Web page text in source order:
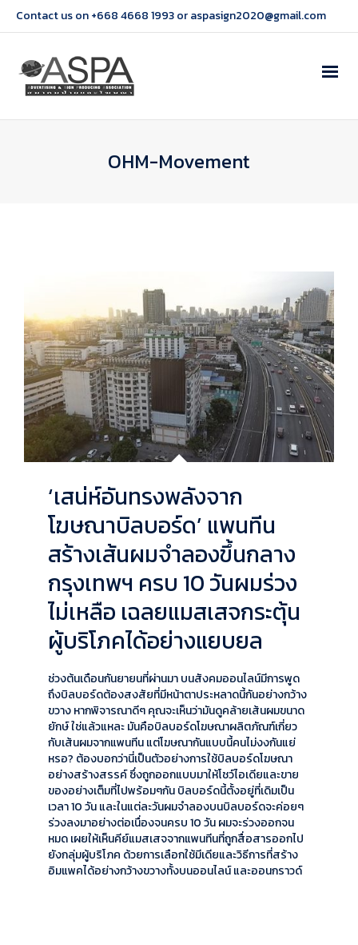
Contact us on +668 4668 1993 or aspasign2020@gmail.com
OHM-Movement
‘เสน่ห์อันทรงพลังจาก
โฆษณาบิลบอร์ด’ แพนทีน
สร้างเส้นผมจำลองขึ้นกลาง
กรุงเทพฯ ครบ 10 วันผมร่วง
ไม่เหลือ เฉลยแมสเสจกระตุ้น
ผู้บริโภคได้อย่างแยบยล
ช่วงต้นเดือนกันยายนที่ผ่านมา บนสังคมออนไลน์มีการพูด
ถึงบิลบอร์ดต้องสงสัยที่มีหน้าตาประหลาดนี้กันอย่างกว้าง
ขวาง หากพิจารณาดีๆ คุณจะเห็นว่ามันดูคล้ายเส้นผมขนาด
ยักษ์ ใช่แล้วแหละ มันคือบิลบอร์ดโฆษณาผลิตภัณฑ์เกี่ยว
กับเส้นผมจากแพนทีน แต่โฆษณากันแบบนี้คนไม่งงกันแย่
หรอ? ต้องบอกว่านี่เป็นตัวอย่างการใช้บิลบอร์ดโฆษณา
อย่างสร้างสรรค์ ซึ่งถูกออกแบบมาให้โชว์ไอเดียและขาย
ของอย่างเต็มที่ไปพร้อมๆกัน บิลบอร์ดนี้ตั้งอยู่ที่เดิมเป็น
เวลา 10 วัน และในแต่ละวันผมจำลองบนบิลบอร์ดจะค่อยๆ
ร่วงลงมาอย่างต่อเนื่องจนครบ 10 วัน ผมจะร่วงออกจน
หมด เผยให้เห็นคีย์แมสเสจจากแพนทีนที่ถูกสื่อสารออกไป
ยังกลุ่มผู้บริโภค ด้วยการเลือกใช้มีเดียและวิธีการที่สร้าง
อิมแพคได้อย่างกว้างขวางทั้งบนออนไลน์ และออนกราวด์